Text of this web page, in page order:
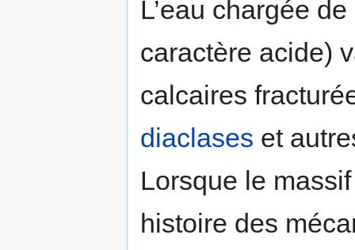
L’eau chargée
caractère acide)
calcaires
diaclases et
Lorsque le
histoire des